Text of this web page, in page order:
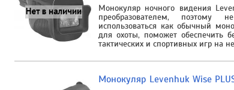
Монокуляр ночного видения
преобразователем,
использоваться как обычный
для охоты, поможет обеспечить
тактических и спортивных игр на
Монокуляр Levenhuk Wise